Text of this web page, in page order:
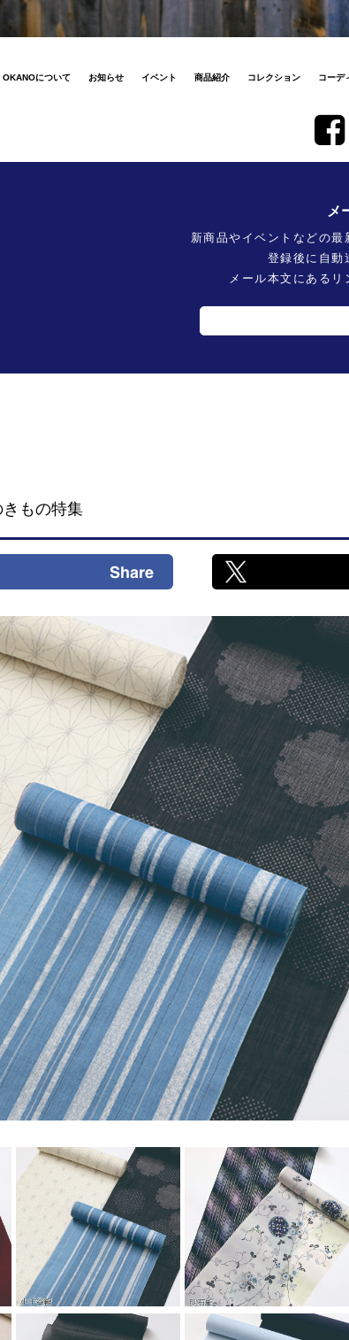
OKANOについて お知らせ イベント 商品紹介 コレクション コーデ
メ
新商品やイベントなどの最
登録後に自動
メール本文にあるリ
もの特集